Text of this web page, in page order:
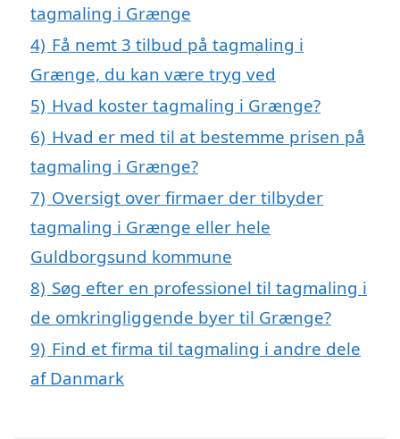
tagmaling i Grænge
4) Få nemt 3 tilbud på tagmaling i
Grænge, du kan være tryg ved
5) Hvad koster tagmaling i Grænge?
6) Hvad er med til at bestemme prisen på
tagmaling i Grænge?
7) Oversigt over firmaer der tilbyder
tagmaling i Grænge eller hele
Guldborgsund kommune
8) Søg efter en professionel til tagmaling i
de omkringliggende byer til Grænge?
9) Find et firma til tagmaling i andre dele
af Danmark